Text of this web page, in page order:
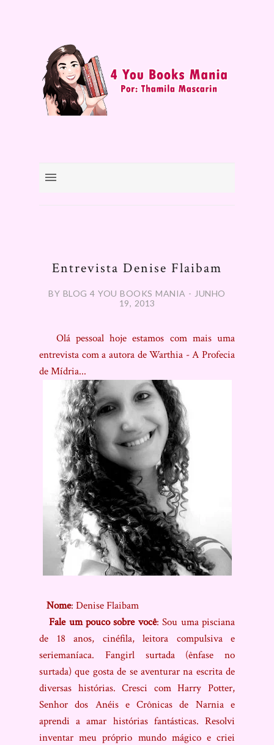
Entrevista Denise Flaibam
BY BLOG 4 YOU BOOKS MANIA - JUNHO
19, 2013
Olá pessoal hoje estamos com mais uma
entrevista com a autora de Warthia - A Profecia
de Mídria...
Nome: Denise Flaibam
Fale um pouco sobre você: Sou uma pisciana
de 18 anos, cinéfila, leitora compulsiva e
seriemaníaca. Fangirl surtada (ênfase no
surtada) que gosta de se aventurar na escrita de
diversas histórias. Cresci com Harry Potter,
Senhor dos Anéis e Crônicas de Narnia e
aprendi a amar histórias fantásticas. Resolvi
inventar meu próprio mundo mágico e criei